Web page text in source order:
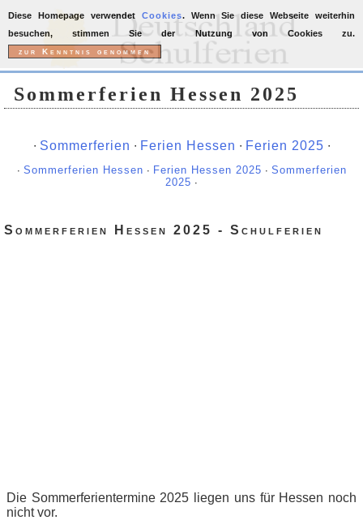
Sommerferien Hessen 2025
∙ Sommerferien ∙ Ferien Hessen ∙ Ferien 2025 ∙
∙ Sommerferien Hessen ∙ Ferien Hessen 2025 ∙ Sommerferien
2025 ∙
Sommerferien Hessen 2025 - Schulferien
Die Sommerferientermine 2025 liegen uns für Hessen noch
nicht vor.
Diese Homepage verwendet Cookies. Wenn Sie diese Webseite weiterhin
besuchen, stimmen Sie der Nutzung von Cookies zu.